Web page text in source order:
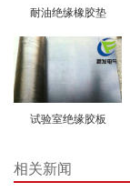
耐油绝缘橡胶垫
试验室绝缘胶板
相关新闻